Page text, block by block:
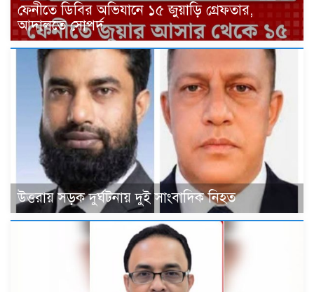
ফেনীতে ডিবির অভিযানে ১৫ জুয়াড়ি গ্রেফতার,
আদালতে সোপর্দ
উত্তরায় সড়ক দুর্ঘটনায় দুই সাংবাদিক নিহত